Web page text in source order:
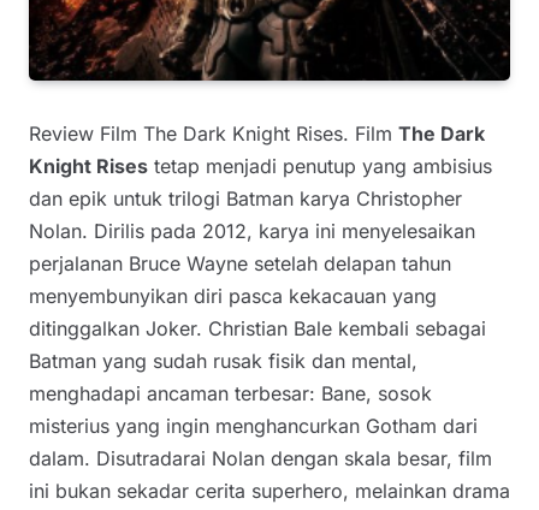
Review Film The Dark Knight Rises. Film The Dark
Knight Rises tetap menjadi penutup yang ambisius
dan epik untuk trilogi Batman karya Christopher
Nolan. Dirilis pada 2012, karya ini menyelesaikan
perjalanan Bruce Wayne setelah delapan tahun
menyembunyikan diri pasca kekacauan yang
ditinggalkan Joker. Christian Bale kembali sebagai
Batman yang sudah rusak fisik dan mental,
menghadapi ancaman terbesar: Bane, sosok
misterius yang ingin menghancurkan Gotham dari
dalam. Disutradarai Nolan dengan skala besar, film
ini bukan sekadar cerita superhero, melainkan drama